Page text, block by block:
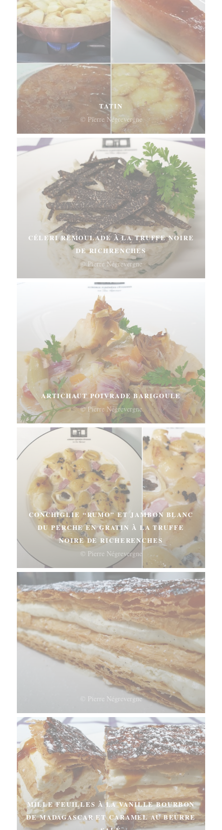
TATIN
© Pierre Négrevergne
CÉLERI RÉMOULADE À LA TRUFFE NOIRE
DE RICHRENCHES
© Pierre Négrevergne
ARTICHAUT POIVRADE BARIGOULE
© Pierre Négrevergne
CONCHIGLIE “RUMO” ET JAMBON BLANC
DU PERCHE EN GRATIN À LA TRUFFE
NOIRE DE RICHERENCHES
© Pierre Négrevergne
© Pierre Négrevergne
MILLE FEUILLES À LA VANILLE BOURBON
DE MADAGASCAR ET CARAMEL AU BEURRE